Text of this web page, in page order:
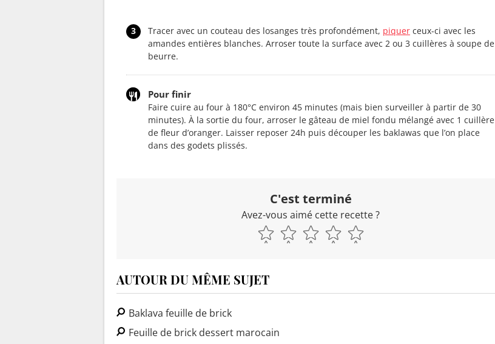
3 Tracer avec un couteau des losanges très profondément, piquer ceux-ci avec les
amandes entières blanches. Arroser toute la surface avec 2 ou 3 cuillères à soupe de
beurre.
Pour finir
Faire cuire au four à 180°C environ 45 minutes (mais bien surveiller à partir de 30
minutes). À la sortie du four, arroser le gâteau de miel fondu mélangé avec 1 cuillère
de fleur d’oranger. Laisser reposer 24h puis découper les baklawas que l’on place
dans des godets plissés.
C'est terminé
Avez-vous aimé cette recette ?
AUTOUR DU MÊME SUJET
Baklava feuille de brick
Feuille de brick dessert marocain